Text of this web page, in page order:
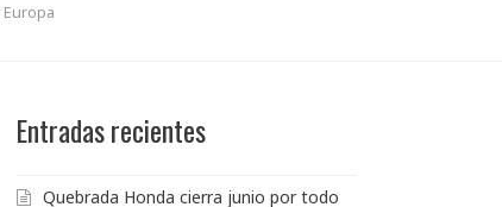
Entradas recientes
Quebrada Honda cierra junio por todo